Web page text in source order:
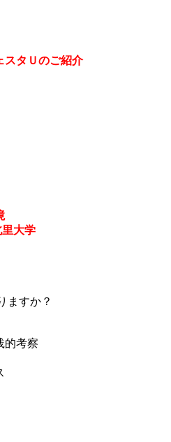
スタＵのご紹介
大学
ますか？
的考察